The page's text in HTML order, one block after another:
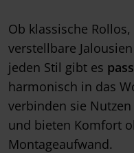
Ob klassische
verstellbare
jeden Stil gibt es
harmonisch in das
verbinden sie Nutzen
und bieten Komfort
Montageaufwand.